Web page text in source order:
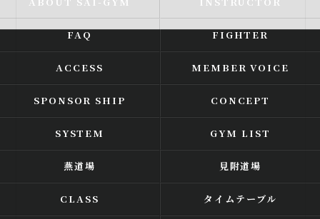
FAQ FIGHTER
ACCESS MEMBER VOICE
SPONSOR SHIP CONCEPT
SYSTEM GYM LIST
燕道場 見附道場
CLASS タイムテーブル